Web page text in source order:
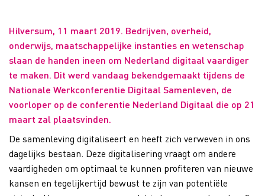
Hilversum, 11 maart 2019. Bedrijven, overheid,
onderwijs, maatschappelijke instanties en wetenschap
slaan de handen ineen om Nederland digitaal vaardiger
te maken. Dit werd vandaag bekendgemaakt tijdens de
Nationale Werkconferentie Digitaal Samenleven, de
voorloper op de conferentie Nederland Digitaal die op 21
maart zal plaatsvinden.
De samenleving digitaliseert en heeft zich verweven in ons
dagelijks bestaan. Deze digitalisering vraagt om andere
vaardigheden om optimaal te kunnen profiteren van nieuwe
kansen en tegelijkertijd bewust te zijn van potentiële